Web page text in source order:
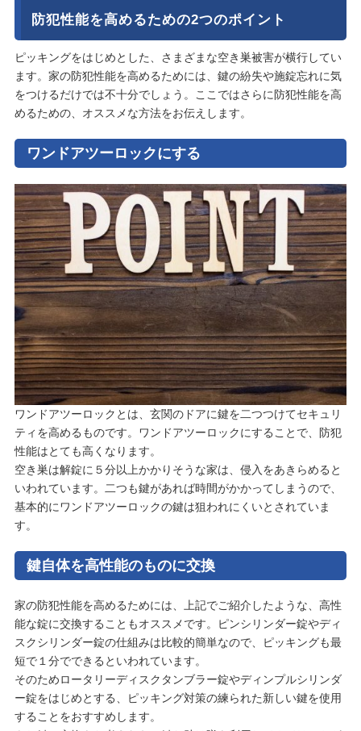
防犯性能を高めるための2つのポイント
ピッキングをはじめとした、さまざまな空き巣被害が横行してい
ます。家の防犯性能を高めるためには、鍵の紛失や施錠忘れに気
をつけるだけでは不十分でしょう。ここではさらに防犯性能を高
めるための、オススメな方法をお伝えします。
ワンドアツーロックにする
ワンドアツーロックとは、玄関のドアに鍵を二つつけてセキュリ
ティを高めるものです。ワンドアツーロックにすることで、防犯
性能はとても高くなります。
空き巣は解錠に５分以上かかりそうな家は、侵入をあきらめると
いわれています。二つも鍵があれば時間がかかってしまうので、
基本的にワンドアツーロックの鍵は狙われにくいとされていま
す。
鍵自体を高性能のものに交換
家の防犯性能を高めるためには、上記でご紹介したような、高性
能な錠に交換することもオススメです。ピンシリンダー錠やディ
スクシリンダー錠の仕組みは比較的簡単なので、ピッキングも最
短で１分でできるといわれています。
そのためロータリーディスクタンブラー錠やディンプルシリンダ
ー錠をはじめとする、ピッキング対策の練られた新しい鍵を使用
することをおすすめします。